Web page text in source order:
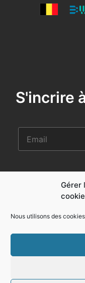
Gérer
Nous utilisons des
S'incrire